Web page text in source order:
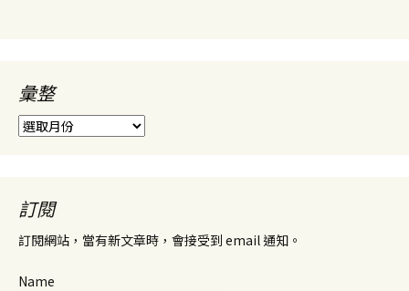
彙整
彙
整
訂閱
訂閱網站，當有新文章時，會接受到 email 通知。
Name